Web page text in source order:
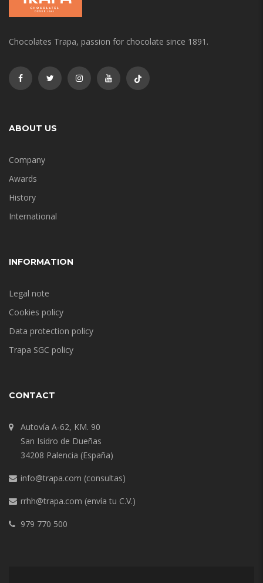
Chocolates Trapa, passion for chocolate since 1891.
ABOUT US
Company
Awards
History
International
INFORMATION
Legal note
Cookies policy
Data protection policy
Trapa SGC policy
CONTACT
Autovía A-62, KM. 90
San Isidro de Dueñas
34208 Palencia (España)
info@trapa.com (consultas)
rrhh@trapa.com (envía tu C.V.)
979 770 500